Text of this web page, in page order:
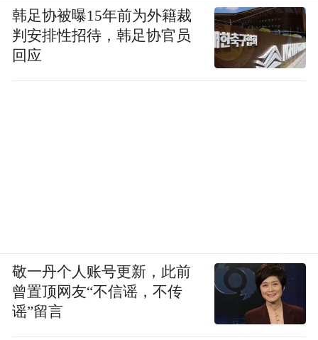
韩足协被曝15年前为外籍裁
判安排性招待，韩足协官员
回应
敬一丹个人账号更新，此前
曾置顶网友“不信谣，不传
谣”留言